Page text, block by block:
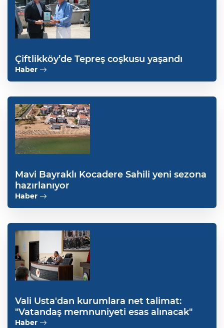
Çiftlikköy’de Tepreş coşkusu yaşandı
Haber
Mavi Bayraklı Kocadere Sahili yeni sezona
hazırlanıyor
Haber
Vali Usta'dan kurumlara net talimat:
"Vatandaş memnuniyeti esas alınacak"
Haber